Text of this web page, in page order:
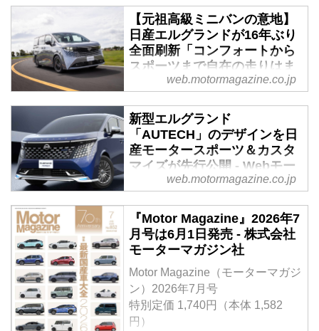
【元祖高級ミニバンの意地】
日産エルグランドが16年ぶり
全面刷新「コンフォートから
スポーツまで自在の走りはま
さに技術の日産」 - Webモー
「お待たせしすぎた・・・」そん
な声すら聞こえてきそうなのが、
日産エルグランドの16年ぶりのフ
ルモデルチェンジである。2025
年のジャパンモビリティショーで
た人も多いだろう。新型が掲げる
コンセプトは「遠出を楽しめるプ
レミアムグランドツーリングミニ
バン」。その言葉どおり、今回の
試乗で強く印象に残ったのは、
「ラグジュアリー」と「ロングツ
ーリング性能」そしてドライバー
web.motormagazine.co.jp
新型エルグランド
「AUTECH」のデザインを日
産モータースポーツ＆カスタ
マイズが先行公開 - Webモー
ターマガジン
2026年5月8日、日産モータース
ポーツ＆カスタマイズ（以下、
NMC）は同年夏に発売予定の新
型エルグランドをベースにしたカ
スタムカー「オーテック
（AUTECH）」のデザインを同
社ホームページで公開した。
web.motormagazine.co.jp
『Motor Magazine』2026年7
月号は6月1日発売 - 株式会社
モーターマガジン社
Motor Magazine（モーターマガジ
ン）2026年7月号
特別定価 1,740円（本体 1,582
円）